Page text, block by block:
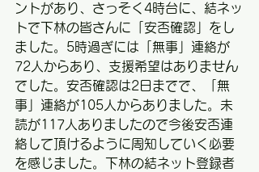
ントがあり、さっそく4時台に、結ネッ
トで下林の皆さんに「安否確認」をし
ました。5時過ぎには「無事」連絡が
72人からあり、支援希望はありません
でした。安否確認は2日までで、「無
事」連絡が105人からありました。未
読が117人ありましたので今後安否連
絡して頂けるように周知していく必要
を感じました。下林の結ネット登録者